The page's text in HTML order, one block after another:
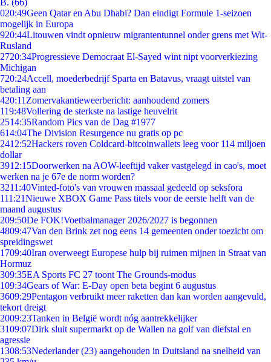
B. (66)
020:49Geen Qatar en Abu Dhabi? Dan eindigt Formule 1-seizoen
mogelijk in Europa
920:44Litouwen vindt opnieuw migrantentunnel onder grens met Wit-
Rusland
2720:34Progressieve Democraat El-Sayed wint nipt voorverkiezing
Michigan
720:24Accell, moederbedrijf Sparta en Batavus, vraagt uitstel van
betaling aan
420:11 Zomervakantieweerbericht: aanhoudend zomers
119:48Vollering de sterkste na lastige heuvelrit
2514:35Random Pics van de Dag #1977
614:04The Division Resurgence nu gratis op pc
2412:52Hackers roven Coldcard-bitcoinwallets leeg voor 114 miljoen
dollar
3912:15Doorwerken na AOW-leeftijd vaker vastgelegd in cao's, moet
werken na je 67e de norm worden?
3211:40Vinted-foto's van vrouwen massaal gedeeld op seksfora
111:21Nieuwe XBOX Game Pass titels voor de eerste helft van de
maand augustus
209:50De FOK!Voetbalmanager 2026/2027 is begonnen
4809:47Van den Brink zet nog eens 14 gemeenten onder toezicht om
spreidingswet
1709:40Iran overweegt Europese hulp bij ruimen mijnen in Straat van
Hormuz
309:35EA Sports FC 27 toont The Grounds-modus
109:34Gears of War: E-Day open beta begint 6 augustus
3609:29Pentagon verbruikt meer raketten dan kan worden aangevuld,
tekort dreigt
2009:23Tanken in België wordt nóg aantrekkelijker
3109:07Dirk sluit supermarkt op de Wallen na golf van diefstal en
agressie
1308:53Nederlander (23) aangehouden in Duitsland na snelheid van